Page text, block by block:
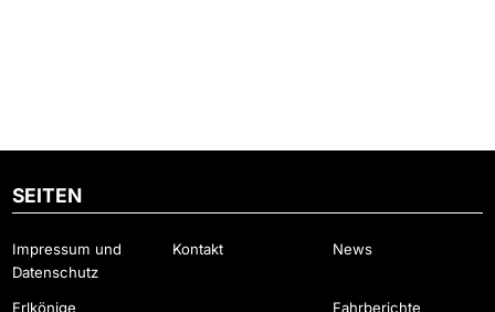
SEITEN
Impressum und
Datenschutz
Kontakt News
Erlkönige Fahrberichte